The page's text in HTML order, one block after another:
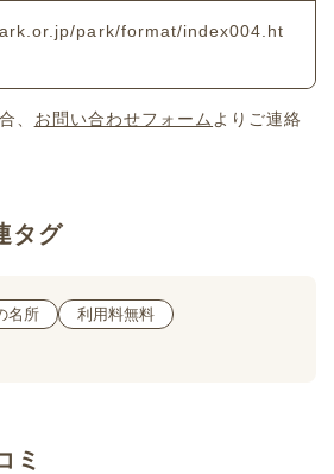
park/format/index004.ht
、 お問い合わせフォーム よりご連絡
タグ
名所
利用料無料
ミ